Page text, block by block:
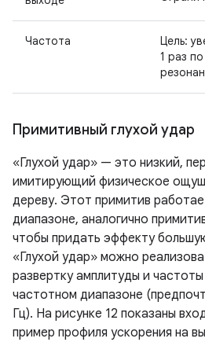
Частота
Цель:
1 раз
Примитивный глухой удар
«Глухой удар» — это низкий,
имитирующий физическое
дереву. Этот примитив
диапазоне, аналогично
чтобы придать эффекту
«Глухой удар» можно
развертку амплитуды и
частотном диапазоне
Гц). На рисунке 12 показаны
пример профиля ускорения на